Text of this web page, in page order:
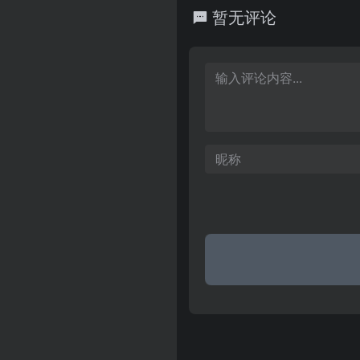
询资料。
暂无评论